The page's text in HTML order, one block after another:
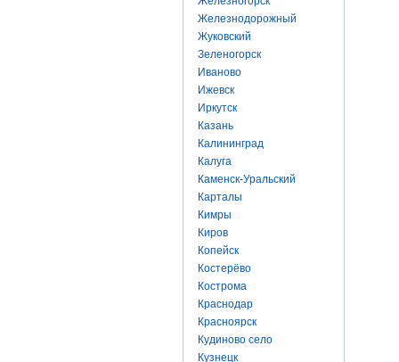
Железнодорожный
Жуковский
Зеленогорск
Иваново
Ижевск
Иркутск
Казань
Калининград
Калуга
Каменск-Уральский
Карталы
Кимры
Киров
Копейск
Костерёво
Кострома
Краснодар
Красноярск
Кудиново село
Кузнецк